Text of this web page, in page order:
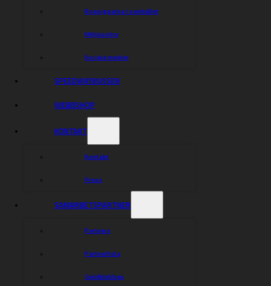
Rospiggarna i samhället
Miljöpolicy
Sociala medier
SPEEDWAYBUSSEN
WEBBSHOP
KONTAKT
Kontakt
Press
SAMARBETSPARTNER
Partners
Partnerlista
Guldklubben